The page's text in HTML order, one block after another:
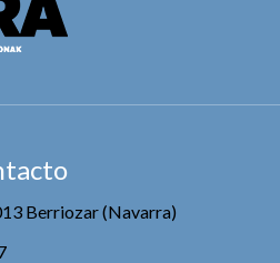
Berriozar (Navarra)